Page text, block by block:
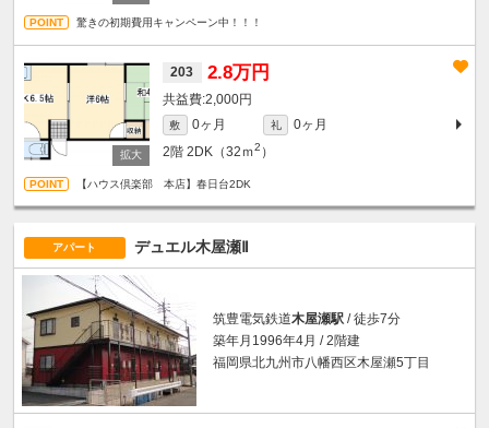
驚きの初期費用キャンペーン中！！！
203 2.8万円
2,000円
敷 0ヶ月 礼
0ヶ月
2階 2DK（32ｍ2 ）
【ハウス倶楽部 本店】春日台2DK
アパート デュエル木屋瀬Ⅱ
筑豊電気鉄道木屋瀬駅 / 徒歩7分
築年月1996年4月 / 2階建
福岡県北九州市八幡西区木屋瀬5丁目